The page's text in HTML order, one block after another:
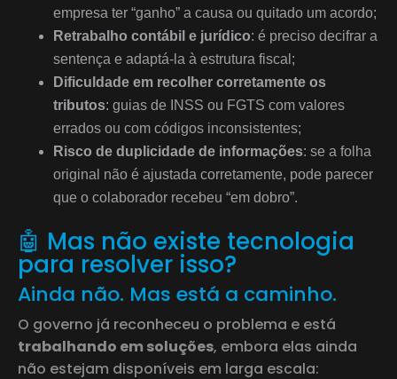
empresa ter “ganho” a causa ou quitado um acordo;
Retrabalho contábil e jurídico: é preciso decifrar a
sentença e adaptá-la à estrutura fiscal;
Dificuldade em recolher corretamente os
tributos: guias de INSS ou FGTS com valores
errados ou com códigos inconsistentes;
Risco de duplicidade de informações: se a folha
original não é ajustada corretamente, pode parecer
que o colaborador recebeu “em dobro”.
🤖 Mas não existe tecnologia
para resolver isso?
Ainda não. Mas está a caminho.
O governo já reconheceu o problema e está
trabalhando em soluções, embora elas ainda
não estejam disponíveis em larga escala: